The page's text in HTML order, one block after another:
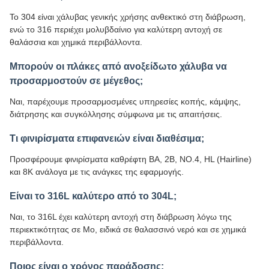
Το 304 είναι χάλυβας γενικής χρήσης ανθεκτικό στη διάβρωση,
ενώ το 316 περιέχει μολυβδαίνιο για καλύτερη αντοχή σε
θαλάσσια και χημικά περιβάλλοντα.
Μπορούν οι πλάκες από ανοξείδωτο χάλυβα να
προσαρμοστούν σε μέγεθος;
Ναι, παρέχουμε προσαρμοσμένες υπηρεσίες κοπής, κάμψης,
διάτρησης και συγκόλλησης σύμφωνα με τις απαιτήσεις.
Τι φινιρίσματα επιφανειών είναι διαθέσιμα;
Προσφέρουμε φινιρίσματα καθρέφτη BA, 2B, NO.4, HL (Hairline)
και 8K ανάλογα με τις ανάγκες της εφαρμογής.
Είναι το 316L καλύτερο από το 304L;
Ναι, το 316L έχει καλύτερη αντοχή στη διάβρωση λόγω της
περιεκτικότητας σε Mo, ειδικά σε θαλασσινό νερό και σε χημικά
περιβάλλοντα.
Ποιος είναι ο χρόνος παράδοσης;